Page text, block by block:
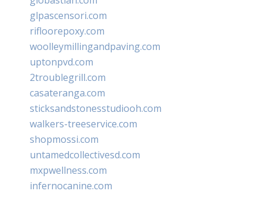
glpascensori.com
rifloorepoxy.com
woolleymillingandpaving.com
uptonpvd.com
2troublegrill.com
casateranga.com
sticksandstonesstudiooh.com
walkers-treeservice.com
shopmossi.com
untamedcollectivesd.com
mxpwellness.com
infernocanine.com